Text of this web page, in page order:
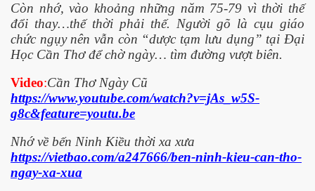
Còn nhớ, vào khoảng những năm 75-79 vì thời thế
đổi thay…thế thời phải thế. Người gõ là cụu giáo
chức ngụy nên vẫn còn “dược tạm lưu dụng” tại Đại
Học Cần Thơ để chờ ngày… tìm đường vượt biên.
Video:Cần Thơ Ngày Cũ
https://www.youtube.com/watch?v=jAs_w5S-
g8c&feature=youtu.be
Nhớ về bến Ninh Kiều thời xa xưa
https://vietbao.com/a247666/ben-ninh-kieu-can-tho-
ngay-xa-xua
qua đời